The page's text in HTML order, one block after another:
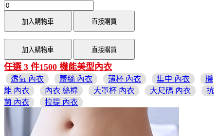
加入購物車 直接購買
加入購物車 直接購買
任選 3 件1500 機能美型內衣
透氣 內衣 蕾絲 內衣 薄杯 內衣 集中 內衣
機
能 內衣
內衣 絲棉 大罩杯 內衣 大尺碼 內衣
抗
菌 內衣
拉提 內衣